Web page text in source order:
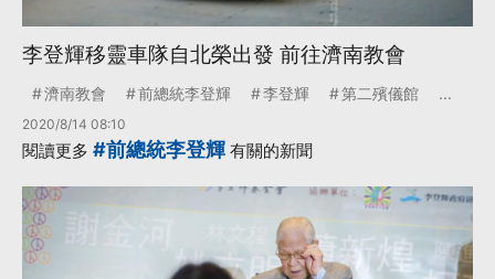
李登輝移靈車隊自北榮出發 前往濟南教會
濟南教會 前總統李登輝 李登輝 第二殯儀館 ...
2020/8/14 08:10
閱讀更多 #前總統李登輝 有關的新聞